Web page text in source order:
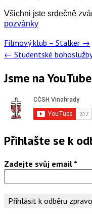
Všichni jste srdečně
pozvánky
Post
navigation
Filmový klub – Stalker →
← Studentské
Jsme na YouTube
Přihlašte se k
Zadejte svůj email *